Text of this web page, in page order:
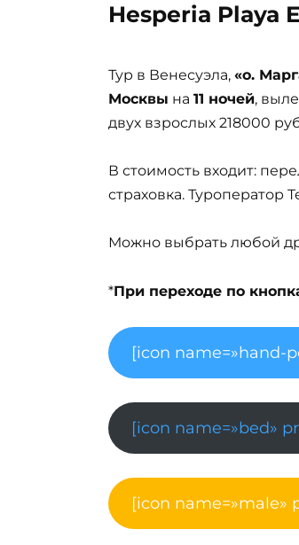
Hesperia Playa
Тур в Венесуэла, «о.
Москвы на 11 ночей,
двух взрослых 218000
В стоимость входит:
страховка. Туроператор
Можно выбрать любой
*При переходе по
[icon name=»hand-
[icon name=»bed»
[icon name=»male»